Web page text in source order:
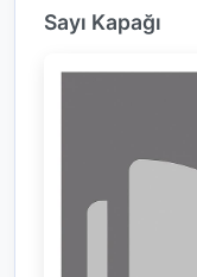
Sayı Kapağı